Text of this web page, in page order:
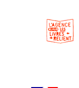
Cahors
EN SAVOIR